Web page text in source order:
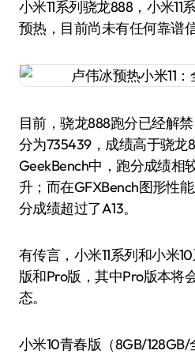
小米11系列骁龙888，小米
预热，目前尚未有任何靠谱
目前，骁龙888跑分已经解
分为735439，成绩高于骁龙
GeekBench中，跑分成绩相
升；而在GFXBench图形性
分成绩超过了A13。
有传言，小米11系列和小米
版和Pro版，其中Pro版本将
态。
小米10青春版（8GB/